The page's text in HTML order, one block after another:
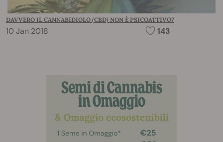
DAVVERO IL CANNABIDIOLO (CBD) NON È PSICOATTIVO?
10 Jan 2018 143